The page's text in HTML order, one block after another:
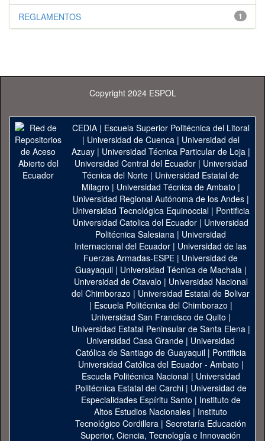
1
REGLAMENTOS
Copyright 2024 ESPOL
CEDIA| Escuela Superior Politécnica del Litoral
| Universidad de Cuenca| Universidad del
Azuay| Universidad Técnica Particular de Loja|
Universidad Central del Ecuador| Universidad
Técnica del Norte | Universidad Estatal de
Milagro | Universidad Técnica de Ambato |
Universidad Regional Autónoma de los Andes|
Universidad Tecnológica Equinoccial| Pontificia
Universidad Catolica del Ecuador | Universidad
Politécnica Salesiana | Universidad
Internacional del Ecuador | Universidad de las
Fuerzas Armadas-ESPE | Universidad de
Guayaquil| Universidad Técnica de Machala|
Universidad de Otavalo | Universidad Nacional
del Chimborazo | Universidad Estatal de Bolivar
| Escuela Politécnica del Chimborazo |
Universidad San Francisco de Quito |
Universidad Estatal Peninsular de Santa Elena|
Universidad Casa Grande | Universidad
Católica de Santiago de Guayaquil| Pontificia
Universidad Católica del Ecuador - Ambato |
Escuela Politécnica Nacional| Universidad
Politécnica Estatal del Carchi| Universidad de
Especialidades Espíritu Santo | Instituto de
Altos Estudios Nacionales | Instituto
Tecnológico Cordillera | Secretaría Educación
Superior, Ciencia, Tecnología e Innovación